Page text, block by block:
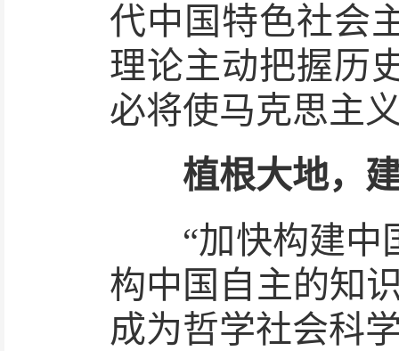
代中国特色社会
理论主动把握历
必将使马克思主
植根大地，
“加快构建中国
构中国自主的知
成为哲学社会科